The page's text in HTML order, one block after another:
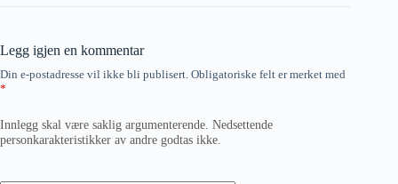
Legg igjen en kommentar
Din e-postadresse vil ikke bli publisert. Obligatoriske felt er merket med
*
Innlegg skal være saklig argumenterende. Nedsettende
personkarakteristikker av andre godtas ikke.